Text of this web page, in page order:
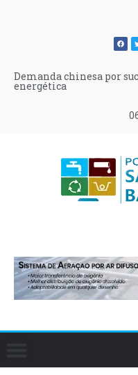
Demanda chinesa por
energética